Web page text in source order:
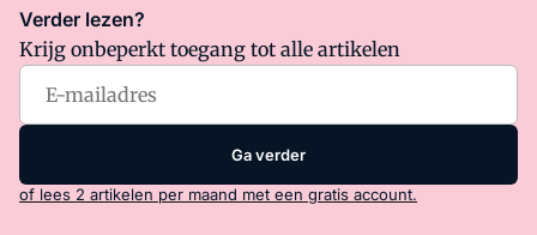
ons manifestwaar VMN media voor staat. Op gebruik van
deze site zijn de volgende regelingen van toepassing:
Algemene VoorwaardenenPrivacy en Cookie beleid|Privacy
instellingen
Verder lezen?
Krijg onbeperkt toegang tot alle artikelen
Ga verder
of lees 2 artikelen per maand met een gratis account.